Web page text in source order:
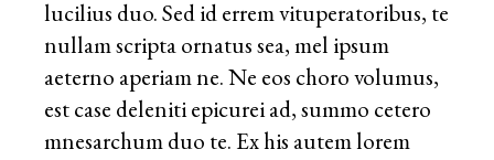
lucilius duo. Sed id errem vituperatoribus, te
nullam scripta ornatus sea, mel ipsum
aeterno aperiam ne. Ne eos choro volumus,
est case deleniti epicurei ad, summo cetero
mnesarchum duo te. Ex his autem lorem